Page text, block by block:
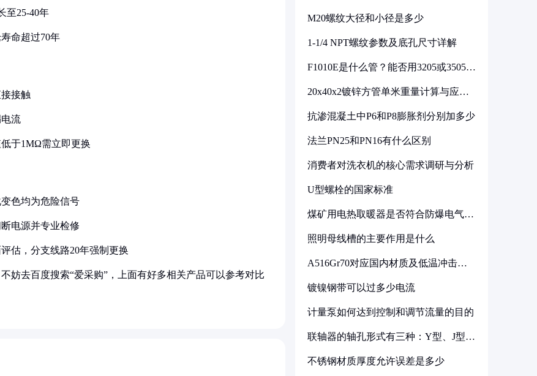
至25-40年
命超过70年
接触
流
于1MΩ需立即更换
色均为危险信号
电源并专业检修
估，分支线路20年强制更换
妨去百度搜索“爱采购”，上面有好多相关产品可以参考对比
M20螺纹大径和小径是多少
1-1/4 NPT螺纹参数及底孔尺寸详解
F1010E是什么管？能否用3205或3505代
20x40x2镀锌方管单米重量计算与应用
抗渗混凝土中P6和P8膨胀剂分别加多少
法兰PN25和PN16有什么区别
消费者对洗衣机的核心需求调研与分析
U型螺栓的国家标准
煤矿用电热取暖器是否符合防爆电气设
照明母线槽的主要作用是什么
A516Gr70对应国内材质及低温冲击要
镀镍钢带可以过多少电流
计量泵如何达到控制和调节流量的目的
联轴器的轴孔形式有三种：Y型、J型、
不锈钢材质厚度允许误差是多少